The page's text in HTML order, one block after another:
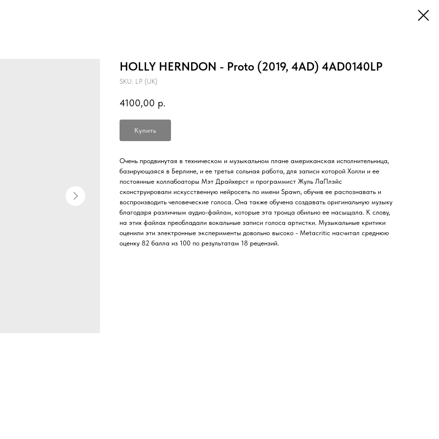
HOLLY HERNDON - Proto (2019, 4AD) 4AD0140LP
SKU: LP (UK)
4100,00 р.
Купить
Очень продвинутая в техническом и музыкальном плане американская исполнительница,
базирующаяся в Берлине, и ее третья сольная работа, для записи которой Холли и ее
постоянные коллабоаторы Мэт Драйхерст и программист Жуль ЛаПлэйс
сконструировали искусственную нейросеть по имени Spawn, обучив ее распознавать и
воспроизводить человеческие голоса. Она также обучена создавать оригинальную музыку
благодаря различным аудио-файлам, которые эта троица обильно ее насыщала. К слову,
на этих файлах преобладали вокальные записи голоса артистки. Музыкальные критики
оценили эти электронные эксперименты довольно высоко - Metacritic насчитал среднюю
оценку 82 балла из 100 по результатам 18 рецензий.